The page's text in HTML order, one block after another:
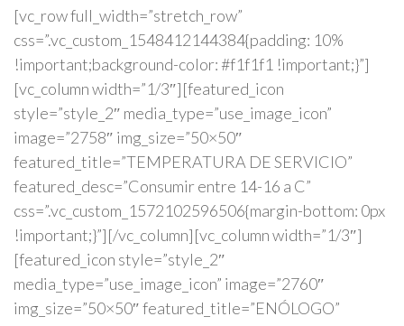
[vc_row full_width=”stretch_row”
css=”.vc_custom_1548412144384{padding: 10%
!important;background-color: #f1f1f1 !important;}”]
[vc_column width=”1/3″][featured_icon
style=”style_2″ media_type=”use_image_icon”
image=”2758″ img_size=”50×50″
featured_title=”TEMPERATURA DE SERVICIO”
featured_desc=”Consumir entre 14-16 a C”
css=”.vc_custom_1572102596506{margin-bottom: 0px
!important;}”][/vc_column][vc_column width=”1/3″]
[featured_icon style=”style_2″
media_type=”use_image_icon” image=”2760″
img_size=”50×50″ featured_title=”ENÓLOGO”